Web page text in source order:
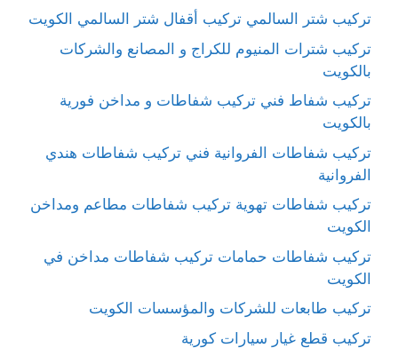
تركيب شتر السالمي تركيب أقفال شتر السالمي الكويت
تركيب شترات المنيوم للكراج و المصانع والشركات
بالكويت
تركيب شفاط فني تركيب شفاطات و مداخن فورية
بالكويت
تركيب شفاطات الفروانية فني تركيب شفاطات هندي
الفروانية
تركيب شفاطات تهوية تركيب شفاطات مطاعم ومداخن
الكويت
تركيب شفاطات حمامات تركيب شفاطات مداخن في
الكويت
تركيب طابعات للشركات والمؤسسات الكويت
تركيب قطع غيار سيارات كورية